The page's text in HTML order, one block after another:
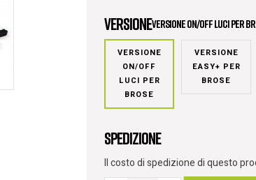
VersioneVersione on/off luci per
VERSIONE
ON/OFF
LUCI PER
BROSE
VERSIONE
EASY+ PER
BROSE
Spedizione
Il costo di spedizione di questo